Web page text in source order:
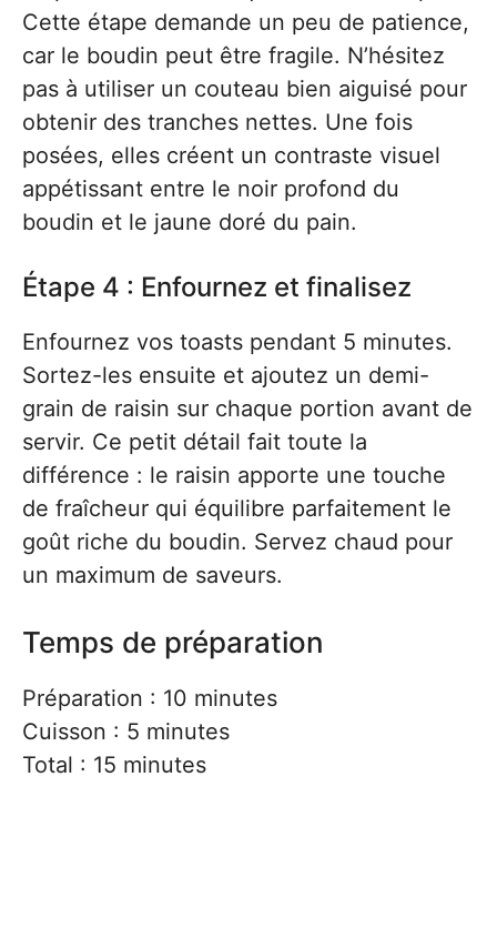
Cette étape demande un peu de patience,
car le boudin peut être fragile. N’hésitez
pas à utiliser un couteau bien aiguisé pour
obtenir des tranches nettes. Une fois
posées, elles créent un contraste visuel
appétissant entre le noir profond du
boudin et le jaune doré du pain.
Étape 4 : Enfournez et finalisez
Enfournez vos toasts pendant 5 minutes.
Sortez-les ensuite et ajoutez un demi-
grain de raisin sur chaque portion avant de
servir. Ce petit détail fait toute la
différence : le raisin apporte une touche
de fraîcheur qui équilibre parfaitement le
goût riche du boudin. Servez chaud pour
un maximum de saveurs.
Temps de préparation
Préparation : 10 minutes
Cuisson : 5 minutes
Total : 15 minutes